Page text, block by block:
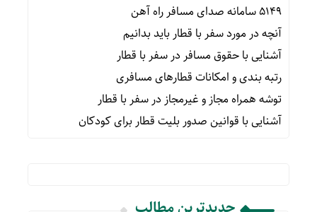
۵۱۴۹ سامانه صدای مسافر راه آهن
آنچه در مورد سفر با قطار باید بدانیم
آشنایی با حقوق مسافر در سفر با قطار
رتبه بندی و امکانات قطارهای مسافری
توشه همراه مجاز و غیرمجاز در سفر با قطار
آشنایی با قوانین صدور بلیت قطار برای کودکان